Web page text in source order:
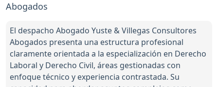
Abogados
El despacho Abogado Yuste & Villegas Consultores
Abogados presenta una estructura profesional
claramente orientada a la especialización en Derecho
Laboral y Derecho Civil, áreas gestionadas con
enfoque técnico y experiencia contrastada. Su